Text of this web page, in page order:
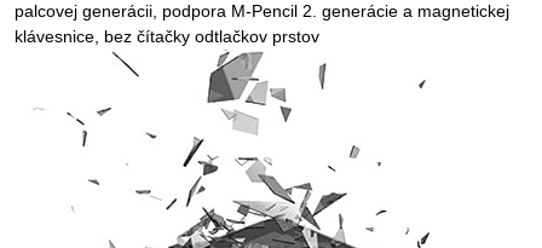
palcovej generácii, podpora M-Pencil 2. generácie a magnetickej
klávesnice, bez čítačky odtlačkov prstov